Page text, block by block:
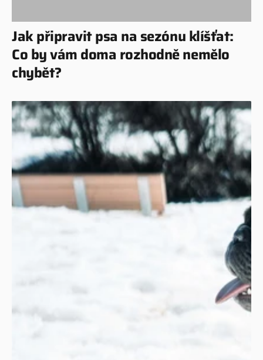
Jak připravit psa na sezónu klíšťat:
Co by vám doma rozhodně nemělo
chybět?